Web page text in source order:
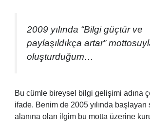
2009 yılında “Bilgi güçtür ve
paylaşıldıkça artar”
oluşturduğum…
Bu cümle bireysel bilgi gelişimi adına
ifade. Benim de 2005 yılında
alanına olan ilgim bu motta üzerine